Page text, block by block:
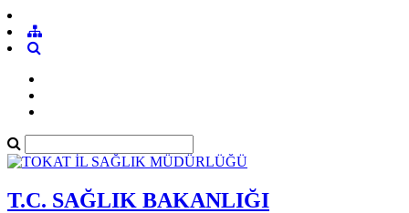
T.C. SAĞLIK BAKANLIĞI